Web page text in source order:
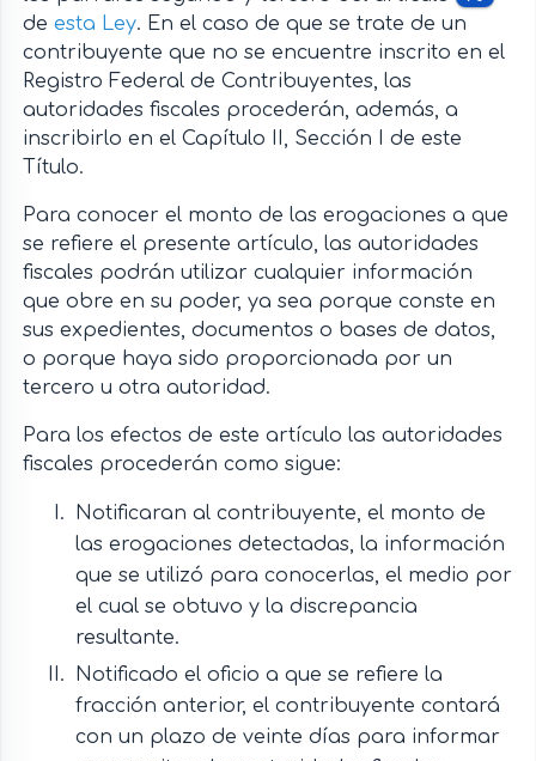
de esta Ley. En el caso de que se trate de un
contribuyente que no se encuentre inscrito en el
Registro Federal de Contribuyentes, las
autoridades fiscales procederán, además, a
inscribirlo en el Capítulo II, Sección I de este
Título.
Para conocer el monto de las erogaciones a que
se refiere el presente artículo, las autoridades
fiscales podrán utilizar cualquier información
que obre en su poder, ya sea porque conste en
sus expedientes, documentos o bases de datos,
o porque haya sido proporcionada por un
tercero u otra autoridad.
Para los efectos de este artículo las autoridades
fiscales procederán como sigue:
Notificaran al contribuyente, el monto de
las erogaciones detectadas, la información
que se utilizó para conocerlas, el medio por
el cual se obtuvo y la discrepancia
resultante.
Notificado el oficio a que se refiere la
fracción anterior, el contribuyente contará
con un plazo de veinte días para informar